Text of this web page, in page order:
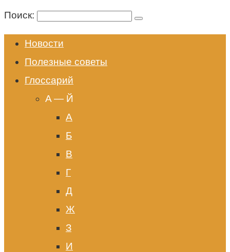
Поиск:
Новости
Полезные советы
Глоссарий
A — Й
А
Б
В
Г
Д
Ж
З
И